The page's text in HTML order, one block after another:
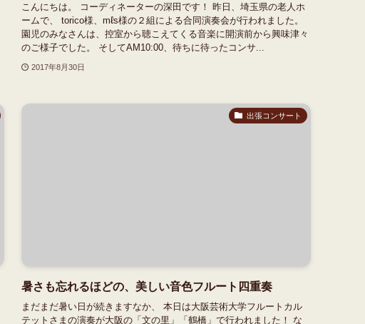
こんにちは。 コーディネーターの深田です！ 昨日、埼玉県の老人ホ
ームで、 torico様、mℓs様の２組による合同演奏会が行われました。
園児のみなさんは、控室から聴こえてくる音楽に開演前から興味津々
のご様子でした。 そしてAM10:00、待ちに待ったコンサ...
2017年8月30日
出張コンサート
暑さも忘れるほどの、美しい音色フルート四重奏
まだまだ暑い日が続きますなか、 本日は大阪芸術大学フルートカル
テットさまの演奏が大阪の「文の里」「鶴橋」で行われました！ な